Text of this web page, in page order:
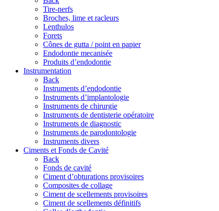
Tire-nerfs
Broches, lime et racleurs
Lenthulos
Forets
Cônes de gutta / point en papier
Endodontie mecanisée
Produits d’endodontie
Instrumentation
Back
Instruments d’endodontie
Instruments d’implantologie
Instruments de chirurgie
Instruments de dentisterie opératoire
Instruments de diagnostic
Instruments de parodontologie
Instruments divers
Ciments et Fonds de Cavité
Back
Fonds de cavité
Ciment d’obturations provisoires
Composites de collage
Ciment de scellements provisoires
Ciment de scellements définitifs